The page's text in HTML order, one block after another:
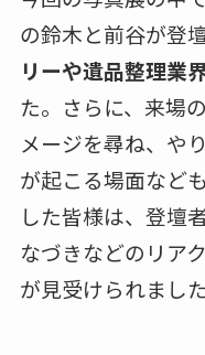
の鈴木と前谷が登
リーや遺品整理業
た。さらに、来場
メージを尋ね、や
が起こる場面など
した皆様は、登壇
なづきなどのリア
が見受けられました